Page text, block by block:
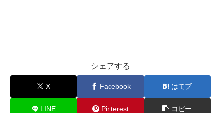
シェアする
X Facebook はてブ
LINE Pinterest コピー